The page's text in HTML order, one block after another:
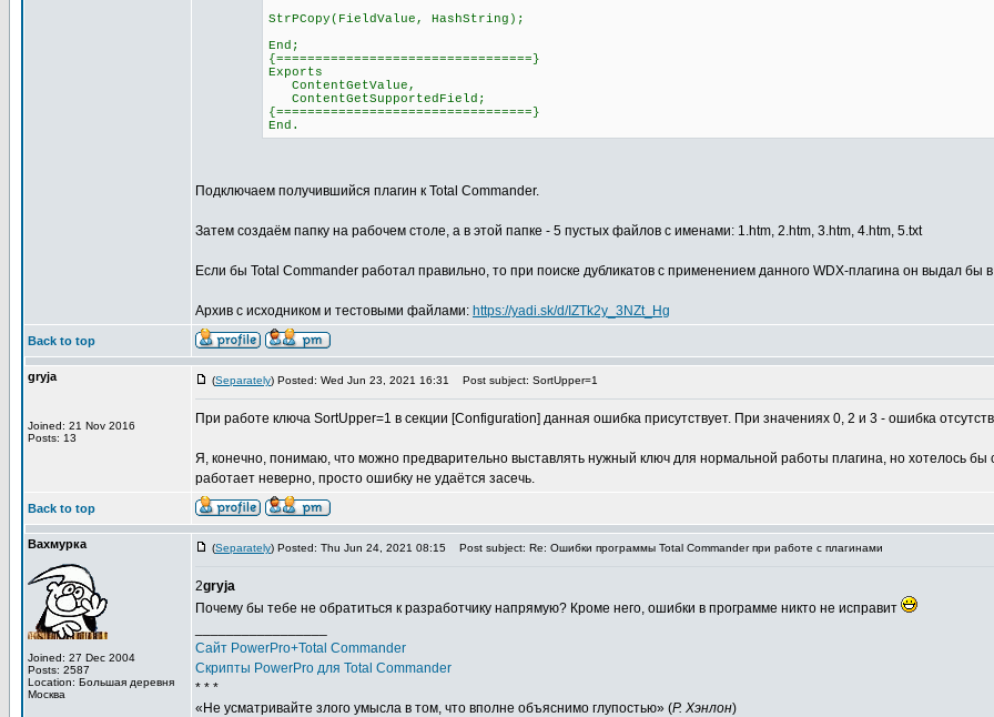
StrPCopy(FieldValue, HashString);
End;
{=================================}
Exports
ContentGetValue,
ContentGetSupportedField;
{=================================}
End.
Подключаем получившийся плагин к Total Commander.
Затем создаём папку на рабочем столе, а в этой папке - 5 пустых файлов с именами: 1.htm, 2.htm, 3.htm, 4.htm, 5.txt
Если бы Total Commander работал правильно, то при поиске дубликатов с применением данного WDX-плагина он выдал бы
Архив с исходником и тестовыми файлами: https://yadi.sk/d/IZTk2y_3NZt_Hg
Back to top
gryja
Joined: 21 Nov 2016
Posts: 13
(Separately) Posted: Wed Jun 23, 2021 16:31 Post subject: SortUpper=1
При работе ключа SortUpper=1 в секции [Configuration] данная ошибка присутствует. При значениях 0, 2 и 3 - ошибка
Я, конечно, понимаю, что можно предварительно выставлять нужный ключ для нормальной работы плагина, но хотелось бы
работает неверно, просто ошибку не удаётся засечь.
Back to top
Вахмурка
Joined: 27 Dec 2004
Posts: 2587
Location: Большая деревня
Москва
(Separately) Posted: Thu Jun 24, 2021 08:15 Post subject: Re: Ошибки программы Total Commander при работе с плагинами
2gryja
Почему бы тебе не обратиться к разработчику напрямую? Кроме него, ошибки в программе никто не исправит
Сайт PowerPro+Total Commander
Скрипты PowerPro для Total Commander
* * *
«Не усматривайте злого умысла в том, что вполне объяснимо глупостью» (Р. Хэнлон)